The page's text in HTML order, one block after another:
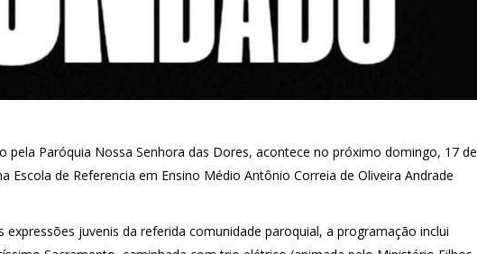
pela Paróquia Nossa Senhora das Dores, acontece no próximo domingo, 17 de
Escola de Referencia em Ensino Médio Antônio Correia de Oliveira Andrade
expressões juvenis da referida comunidade paroquial, a programação inclui